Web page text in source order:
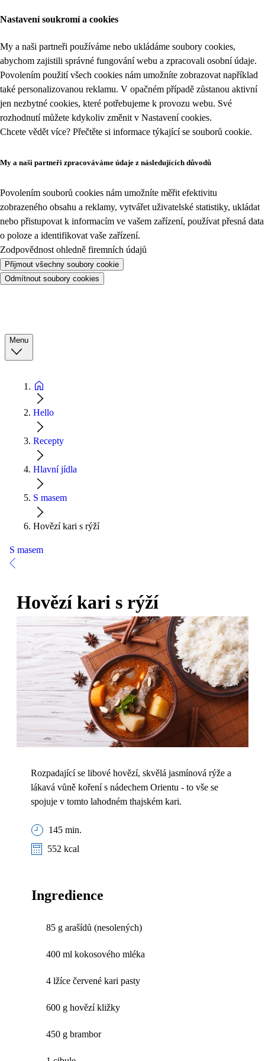
Nastavení soukromí a cookies
My a naši partneři používáme nebo ukládáme soubory cookies,
abychom zajistili správné fungování webu a zpracovali osobní údaje.
Povolením použití všech cookies nám umožníte zobrazovat například
také personalizovanou reklamu. V opačném případě zůstanou aktivní
jen nezbytné cookies, které potřebujeme k provozu webu. Své
rozhodnutí můžete kdykoliv změnit v Nastavení cookies.
Chcete vědět více? Přečtěte si informace týkající se souborů cookie.
My a naši partneři zpracováváme údaje z následujících důvodů
Povolením souborů cookies nám umožníte měřit efektivitu
zobrazeného obsahu a reklamy, vytvářet uživatelské statistiky, ukládat
nebo přistupovat k informacím ve vašem zařízení, používat přesná data
o poloze a identifikovat vaše zařízení.
Zodpovědnost ohledně firemních údajů
Přijmout všechny soubory cookie
Odmítnout soubory cookies
Menu
Hello
Recepty
Hlavní jídla
S masem
Hovězí kari s rýží
S masem
Hovězí kari s rýží
Rozpadající se libové hovězí, skvělá jasmínová rýže a
lákavá vůně koření s nádechem Orientu - to vše se
spojuje v tomto lahodném thajském kari.
145 min.
552 kcal
Ingredience
85 g arašídů (nesolených)
400 ml kokosového mléka
4 lžíce červené kari pasty
600 g hovězí kližky
450 g brambor